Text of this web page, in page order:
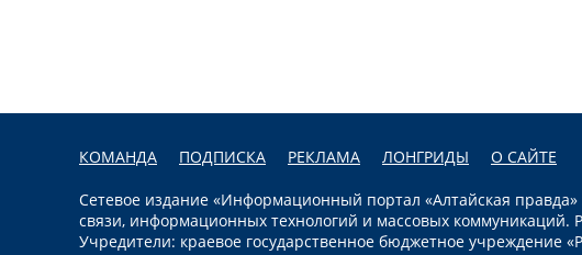
КОМАНДА ПОДПИСКА РЕКЛАМА ЛОНГРИДЫ О САЙТЕ
Сетевое издание «Информационный портал «Алтайская
связи, информационных технологий и массовых
Учредители: краевое государственное бюджетное учреждение